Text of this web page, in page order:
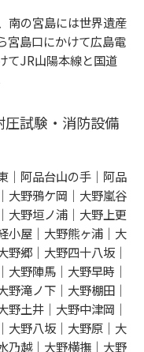
南の宮島には世界遺産
宮島口にかけて広島電
てJR山陽本線と国道
試験・消防設備
｜阿品台山の手｜阿品
大野鴉ケ岡｜大野嵐谷
大野垣ノ浦｜大野上更
小屋｜大野熊ヶ浦｜大
郷｜大野四十八坂｜
野陣馬｜大野早時｜
滝ノ下｜大野棚田｜
土井｜大野中津岡｜
大野八坂｜大野原｜大
乃越｜大野横撫｜大野